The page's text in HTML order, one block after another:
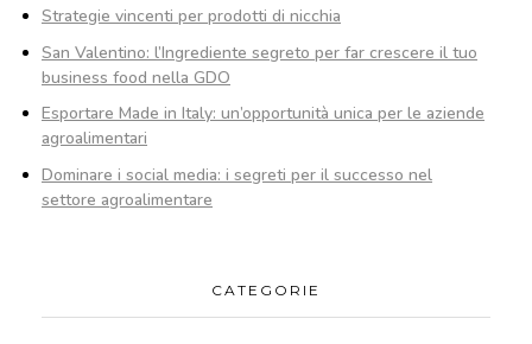
Strategie vincenti per prodotti di nicchia
San Valentino: l’Ingrediente segreto per far crescere il tuo
business food nella GDO
Esportare Made in Italy: un’opportunità unica per le aziende
agroalimentari
Dominare i social media: i segreti per il successo nel
settore agroalimentare
CATEGORIE